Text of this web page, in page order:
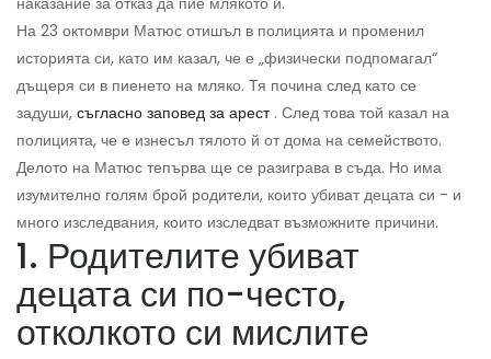
На 23 октомври Матюс отишъл в полицията и променил
историята си, като им казал, че е „физически подпомагал“
дъщеря си в пиенето на мляко. Тя почина след като се
задуши, съгласно заповед за арест. След това той казал на
полицията, че е изнесъл тялото й от дома на семейството.
Делото на Матюс тепърва ще се разиграва в съда. Но има
изумително голям брой родители, които убиват децата си - и
много изследвания, които изследват възможните причини.
1. Родителите убиват
децата си по-често,
отколкото си мислите